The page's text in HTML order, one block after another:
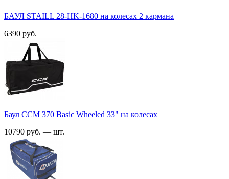
БАУЛ STAILL 28-HK-1680 на колесах 2 кармана
6390 руб.
Баул ССМ 370 Basic Wheeled 33" на колесах
10790 руб. — шт.